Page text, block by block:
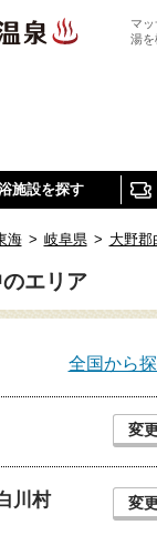
マ
湯を
施設を探す
海 > 岐阜県 > 大野郡
エリア
全国から
変
川村 変